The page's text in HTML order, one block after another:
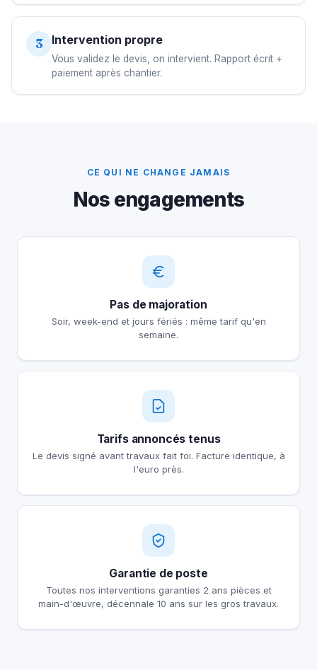
3 Intervention propre
Vous validez le devis, on intervient. Rapport écrit +
paiement après chantier.
CE QUI NE CHANGE JAMAIS
Nos engagements
Pas de majoration
Soir, week-end et jours fériés : même tarif qu'en
semaine.
Tarifs annoncés tenus
Le devis signé avant travaux fait foi. Facture identique, à
l'euro près.
Garantie de poste
Toutes nos interventions garanties 2 ans pièces et
main-d'œuvre, décennale 10 ans sur les gros travaux.